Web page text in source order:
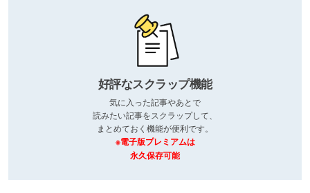
好評なスクラップ機能
気に入った記事やあとで
読みたい記事をスクラップして、
まとめておく機能が便利です。
※電子版プレミアムは
永久保存可能